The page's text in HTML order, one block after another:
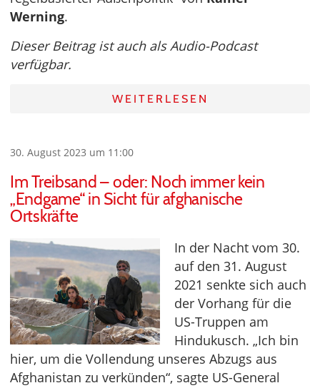
Werning.
Dieser Beitrag ist auch als Audio-Podcast
verfügbar.
WEITERLESEN
30. August 2023 um 11:00
Im Treibsand – oder: Noch immer kein
„Endgame“ in Sicht für afghanische
Ortskräfte
In der Nacht vom 30.
auf den 31. August
2021 senkte sich auch
der Vorhang für die
US-Truppen am
Hindukusch. „Ich bin
hier, um die Vollendung unseres Abzugs aus
Afghanistan zu verkünden“, sagte US-General